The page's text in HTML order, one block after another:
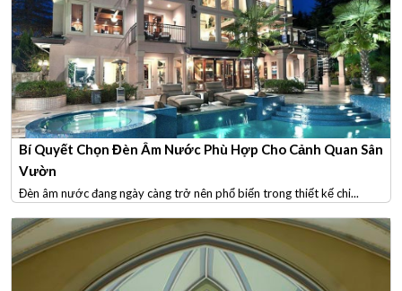
Bí Quyết Chọn Đèn Âm Nước Phù Hợp Cho Cảnh Quan Sân
Vườn
Đèn âm nước đang ngày càng trở nên phổ biến trong thiết kế chi...